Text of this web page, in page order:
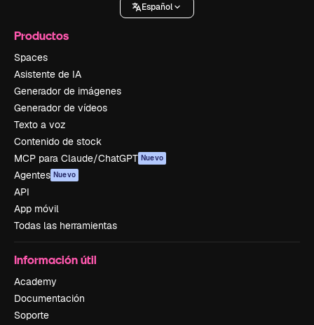
Español
Productos
Spaces
Asistente de IA
Generador de imágenes
Generador de vídeos
Texto a voz
Contenido de stock
MCP para Claude/ChatGPT Nuevo
Agentes Nuevo
API
App móvil
Todas las herramientas
Información útil
Academy
Documentación
Soporte